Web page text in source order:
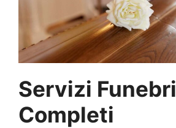
Servizi Funebri
Completi